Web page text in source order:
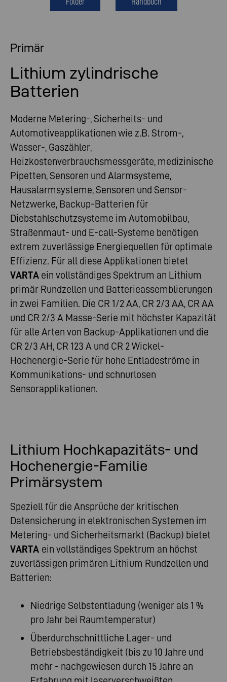
Primär
Lithium zylindrische
Batterien
Moderne Metering-, Sicherheits- und
Automotiveapplikationen wie z.B. Strom-,
Wasser-, Gaszähler,
Heizkostenverbrauchsmessgeräte, medizinische
Pipetten, Sensoren und Alarmsysteme,
Hausalarmsysteme, Sensoren und Sensor-
Netzwerke, Backup-Batterien für
Diebstahlschutzsysteme im Automobilbau,
Straßenmaut- und E-call-Systeme benötigen
extrem zuverlässige Energiequellen für optimale
Effizienz. Für all diese Applikationen bietet
VARTA ein vollständiges Spektrum an Lithium
primär Rundzellen und Batterieassemblierungen
in zwei Familien. Die CR 1/2 AA, CR 2/3 AA, CR AA
und CR 2/3 A Masse-Serie mit höchster Kapazität
für alle Arten von Backup-Applikationen und die
CR 2/3 AH, CR 123 A und CR 2 Wickel-
Hochenergie-Serie für hohe Entladeströme in
Kommunikations- und schnurlosen
Sensorapplikationen.
Lithium Hochkapazitäts- und
Hochenergie-Familie
Primärsystem
Speziell für die Ansprüche der kritischen
Datensicherung in elektronischen Systemen im
Metering- und Sicherheitsmarkt (Backup) bietet
VARTA ein vollständiges Spektrum an höchst
zuverlässigen primären Lithium Rundzellen und
Batterien:
Niedrige Selbstentladung (weniger als 1 %
pro Jahr bei Raumtemperatur)
Überdurchschnittliche Lager- und
Betriebsbeständigkeit (bis zu 10 Jahre und
mehr - nachgewiesen durch 15 Jahre an